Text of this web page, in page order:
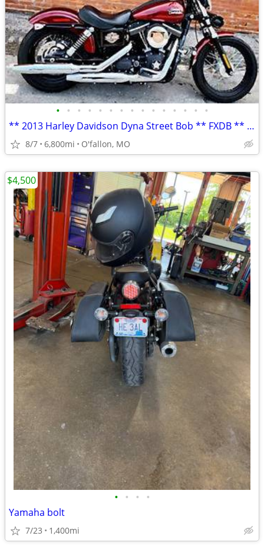
• • • • • • • • • • • • • • •
** 2013 Harley Davidson Dyna Street Bob ** FXDB ** only 6,800 mi **
8/7 6,800mi O'fallon, MO
• • • •
Yamaha bolt
7/23 1,400mi
$4,500